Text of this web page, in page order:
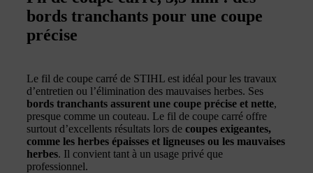
bords tranchants pour une coupe
précise
Le fil de coupe carré de STIHL est idéal pour les travaux
d’entretien ou l’élimination des mauvaises herbes. Ses
bords tranchants assurent une coupe précise et nette,
presque comme un couteau. Le fil de coupe carré offre
surtout d’excellents résultats lors de coupes exigeantes,
comme les herbes épaisses et ligneuses ou les mauvaises
herbes. Il convient tant à un usage privé que
professionnel.